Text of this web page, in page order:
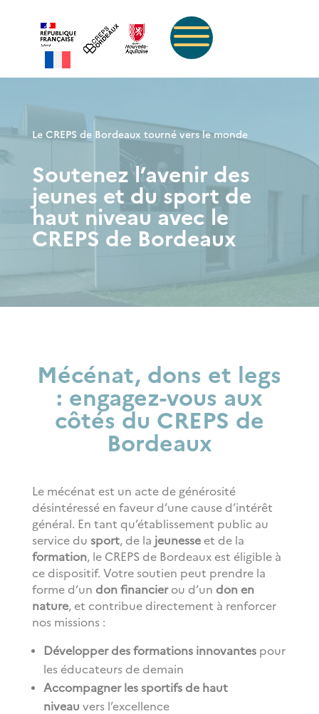
Le CREPS de Bordeaux tourné vers le monde
Soutenez l’avenir des
jeunes et du sport de
haut niveau avec le
CREPS de Bordeaux
Mécénat, dons et legs
: engagez-vous aux
côtés du CREPS de
Bordeaux
Le mécénat est un acte de générosité
désintéressé en faveur d’une cause d’intérêt
général. En tant qu’établissement public au
service du sport, de la jeunesseet de la
formation, le CREPS de Bordeaux est éligible à
ce dispositif. Votre soutien peut prendre la
forme d’un don financierou d’un don en
nature, et contribue directement à renforcer
nos missions :
Développer des formations innovantespour
les éducateurs de demain
Accompagner les sportifs de haut
niveau vers l’excellence